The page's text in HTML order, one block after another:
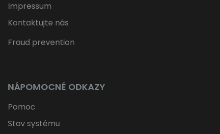
Impressum
Kontaktujte nás
Fraud prevention
NÁPOMOCNÉ ODKAZY
Pomoc
Stav systému